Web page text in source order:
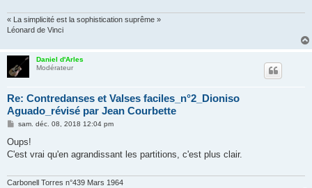
« La simplicité est la sophistication suprême »
Léonard de Vinci
Daniel d'Arles
Modérateur
Re: Contredanses et Valses faciles_n°2_Dioniso
Aguado_révisé par Jean Courbette
M
s
a
sam. déc. 08, 2018 12:04 pm
Oups!
C'est vrai qu'en agrandissant les partitions, c'est plus clair.
Carbonell Torres n°439 Mars 1964